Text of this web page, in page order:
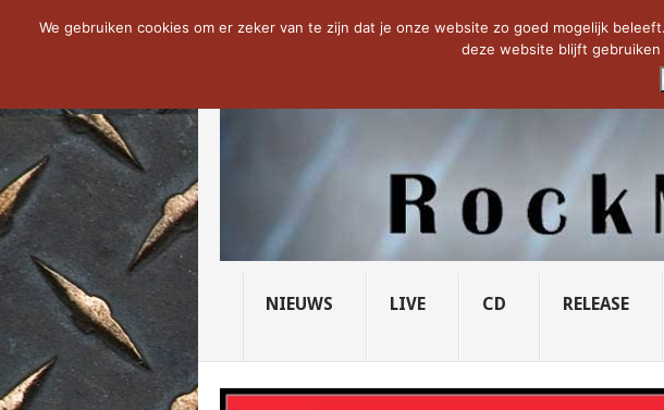
NOW TRENDING: THE VICIOUS HEAD SOCIETY... PRIDE OF
NIEUWS LIVE CD RELEASE
We gebruiken cookies om er zeker van te zijn dat je onze website zo goed mogelijk
deze website blijft